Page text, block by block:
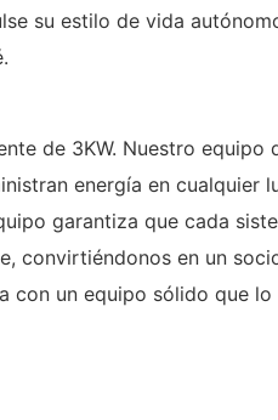
su estilo de vida
de 3KW. Nuestro
energía en cualquier
garantiza que cada
en un
con un equipo sólido que lo